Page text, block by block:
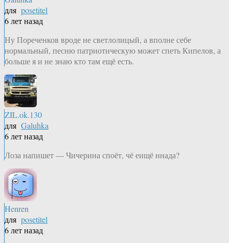
для posetitel
6 лет назад
Ну Пореченков вроде не светлолицый, а вполне себе
нормальный, песню патриотическую может спеть Кипелов, а
больше я и не знаю кто там ещё есть.
ZIL.ok.130
для Galuhka
6 лет назад
Лоза напишет — Чичерина споёт, чё еищё ннада?
Henren
для posetitel
6 лет назад